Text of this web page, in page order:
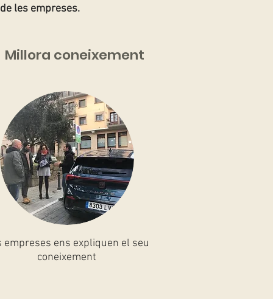
les empreses.
Millora coneixement
empreses ens expliquen el seu
coneixement